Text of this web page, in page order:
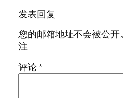
发表回复
您的邮箱地址不会被公开。
注
评论*